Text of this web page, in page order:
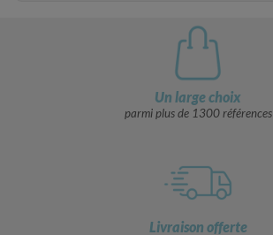
Un large choix
parmi plus de 1300 références
Livraison offerte